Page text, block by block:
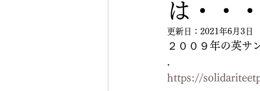
は・・
更新日： 2021年6月3日
２００９年の英サ
.
https://